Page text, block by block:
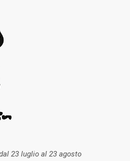
23 luglio al 23 agosto